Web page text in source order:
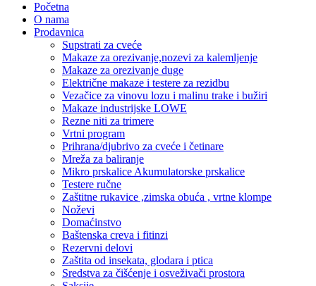
Početna
O nama
Prodavnica
Supstrati za cveće
Makaze za orezivanje,nozevi za kalemljenje
Makaze za orezivanje duge
Električne makaze i testere za rezidbu
Vezačice za vinovu lozu i malinu trake i bužiri
Makaze industrijske LOWE
Rezne niti za trimere
Vrtni program
Prihrana/djubrivo za cveće i četinare
Mreža za baliranje
Mikro prskalice Akumulatorske prskalice
Testere ručne
Zaštitne rukavice ,zimska obuća , vrtne klompe
Noževi
Domaćinstvo
Baštenska creva i fitinzi
Rezervni delovi
Zaštita od insekata, glodara i ptica
Sredstva za čišćenje i osveživači prostora